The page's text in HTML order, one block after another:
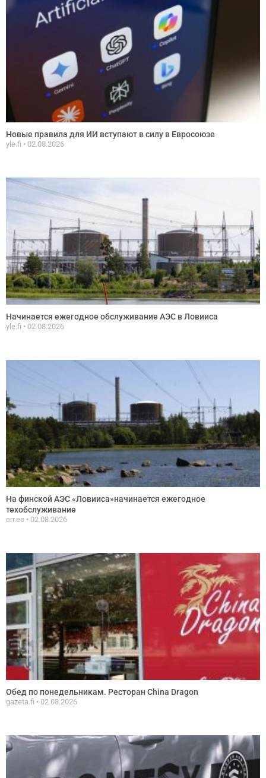
Новые правила для ИИ вступают в силу в Евросоюзе
yle.fi 02.08.2026
Начинается ежегодное обслуживание АЭС в Ловииса
yle.fi 02.08.2026
На финской АЭС «Ловииса»начинается ежегодное
техобслуживание
err.ee 02.08.2026
Обед по понедельникам. Ресторан China Dragon
gazeta.fi 02.08.2026